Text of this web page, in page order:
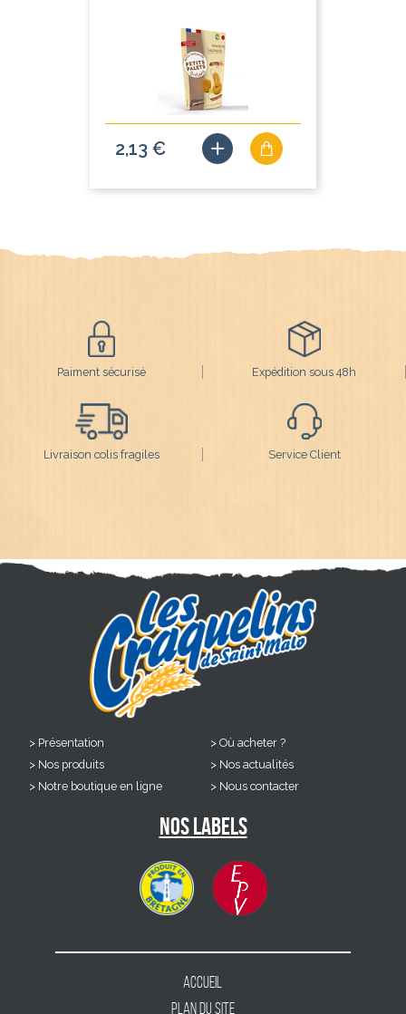
2,13 €
Paiment sécurisé Expédition sous 48h
Livraison colis fragiles Service Client
Présentation
Nos produits
Notre boutique en ligne
Où acheter ?
Nos actualités
Nous contacter
Nos labels
Accueil
Plan du site